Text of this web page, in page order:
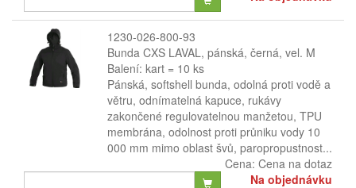
1230-026-800-93
Bunda CXS LAVAL, pánská, černá, vel. M
Balení: kart = 10 ks
Pánská, softshell bunda, odolná proti vodě a
větru, odnímatelná kapuce, rukávy
zakončené regulovatelnou manžetou, TPU
membrána, odolnost proti průniku vody 10
000 mm mimo oblast švů, paropropustnost...
Cena: Cena na dotaz
Na objednávku